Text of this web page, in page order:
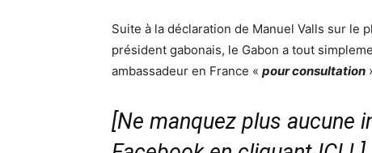
Suite à la déclaration de Manuel Valls sur le
président gabonais, le Gabon a tout
ambassadeur en France « pour consultation
[Ne manquez plus aucune